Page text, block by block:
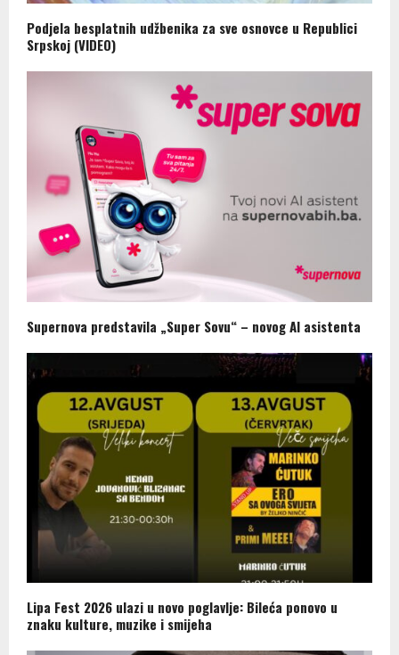
Podjela besplatnih udžbenika za sve osnovce u Republici
Srpskoj (VIDEO)
Supernova predstavila „Super Sovu“ – novog AI asistenta
Lipa Fest 2026 ulazi u novo poglavlje: Bileća ponovo u
znaku kulture, muzike i smijeha